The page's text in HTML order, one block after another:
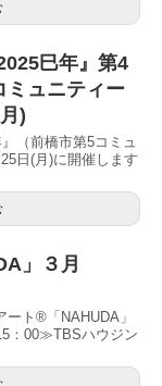
巳年』第4
ミュニティー
)
（前橋市第5コミュ
日(月)に開催します
」３月
ト®「NAHUDA」
：00≫TBSハウジン